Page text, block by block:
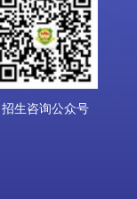
招生咨询公众号